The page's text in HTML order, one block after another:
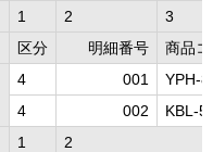
1 2
3
区分 明細番号
商品
4 001
YPH-
4
002
KBL-
1
2